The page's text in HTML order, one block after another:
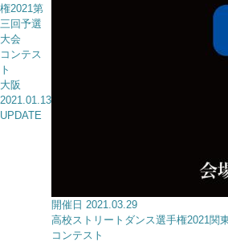
権2021第
三回予選
大会
コンテス
ト
大阪
2021.01.13
UPDATE
開催日 2021.03.29
高校ストリートダンス選手権2021関
コンテスト